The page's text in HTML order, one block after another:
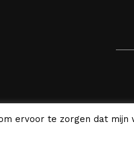
ervoor te zorgen dat